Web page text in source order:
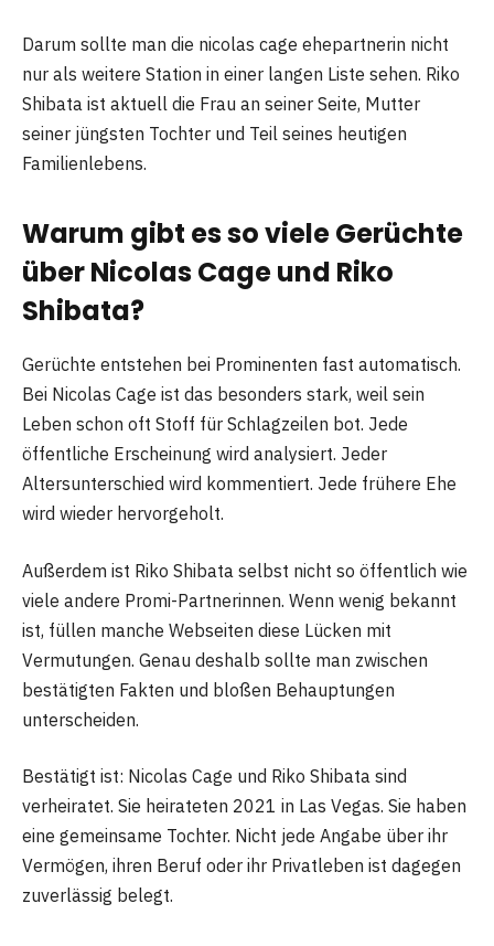
Darum sollte man die nicolas cage ehepartnerin nicht
nur als weitere Station in einer langen Liste sehen. Riko
Shibata ist aktuell die Frau an seiner Seite, Mutter
seiner jüngsten Tochter und Teil seines heutigen
Familienlebens.
Warum gibt es so viele Gerüchte
über Nicolas Cage und Riko
Shibata?
Gerüchte entstehen bei Prominenten fast automatisch.
Bei Nicolas Cage ist das besonders stark, weil sein
Leben schon oft Stoff für Schlagzeilen bot. Jede
öffentliche Erscheinung wird analysiert. Jeder
Altersunterschied wird kommentiert. Jede frühere Ehe
wird wieder hervorgeholt.
Außerdem ist Riko Shibata selbst nicht so öffentlich wie
viele andere Promi-Partnerinnen. Wenn wenig bekannt
ist, füllen manche Webseiten diese Lücken mit
Vermutungen. Genau deshalb sollte man zwischen
bestätigten Fakten und bloßen Behauptungen
unterscheiden.
Bestätigt ist: Nicolas Cage und Riko Shibata sind
verheiratet. Sie heirateten 2021 in Las Vegas. Sie haben
eine gemeinsame Tochter. Nicht jede Angabe über ihr
Vermögen, ihren Beruf oder ihr Privatleben ist dagegen
zuverlässig belegt.